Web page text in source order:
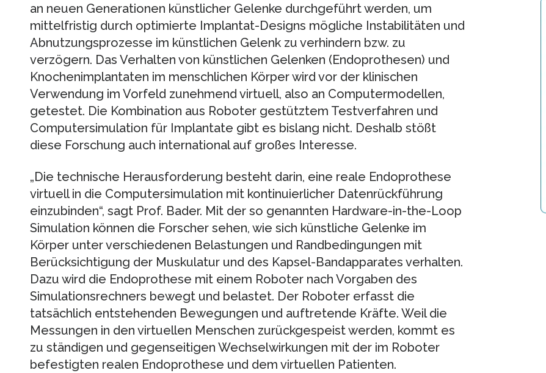
an neuen Generationen künstlicher Gelenke durchgeführt werden, um
mittelfristig durch optimierte Implantat-Designs mögliche Instabilitäten und
Abnutzungsprozesse im künstlichen Gelenk zu verhindern bzw. zu
verzögern. Das Verhalten von künstlichen Gelenken (Endoprothesen) und
Knochenimplantaten im menschlichen Körper wird vor der klinischen
Verwendung im Vorfeld zunehmend virtuell, also an Computermodellen,
getestet. Die Kombination aus Roboter gestütztem Testverfahren und
Computersimulation für Implantate gibt es bislang nicht. Deshalb stößt
diese Forschung auch international auf großes Interesse.
„Die technische Herausforderung besteht darin, eine reale Endoprothese
virtuell in die Computersimulation mit kontinuierlicher Datenrückführung
einzubinden“, sagt Prof. Bader. Mit der so genannten Hardware-in-the-Loop
Simulation können die Forscher sehen, wie sich künstliche Gelenke im
Körper unter verschiedenen Belastungen und Randbedingungen mit
Berücksichtigung der Muskulatur und des Kapsel-Bandapparates verhalten.
Dazu wird die Endoprothese mit einem Roboter nach Vorgaben des
Simulationsrechners bewegt und belastet. Der Roboter erfasst die
tatsächlich entstehenden Bewegungen und auftretende Kräfte. Weil die
Messungen in den virtuellen Menschen zurückgespeist werden, kommt es
zu ständigen und gegenseitigen Wechselwirkungen mit der im Roboter
befestigten realen Endoprothese und dem virtuellen Patienten.